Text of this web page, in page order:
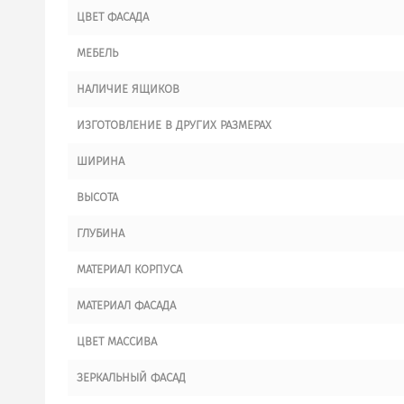
ЦВЕТ ФАСАДА
МЕБЕЛЬ
НАЛИЧИЕ ЯЩИКОВ
ИЗГОТОВЛЕНИЕ В ДРУГИХ РАЗМЕРАХ
ШИРИНА
ВЫСОТА
ГЛУБИНА
МАТЕРИАЛ КОРПУСА
МАТЕРИАЛ ФАСАДА
ЦВЕТ МАССИВА
ЗЕРКАЛЬНЫЙ ФАСАД